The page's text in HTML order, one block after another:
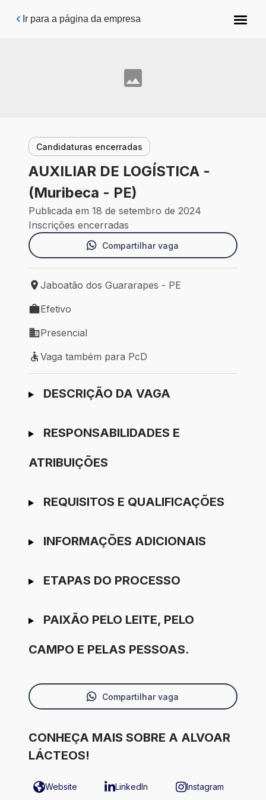
Pular para o conteúdo principal
Ir para a página da empresa
Candidaturas encerradas
AUXILIAR DE LOGÍSTICA -
(Muribeca - PE)
Publicada em 18 de setembro de 2024
Inscrições encerradas
Compartilhar vaga
Local de trabalho: Jaboatão dos Guararapes - PE
Jaboatão dos Guararapes - PE
Tipo de vaga: Efetivo
Efetivo
Modelo de trabalho: Presencial
Presencial
Vaga também para PcD
Vaga também para PcD
Ir para candidatura
DESCRIÇÃO DA VAGA
RESPONSABILIDADES E
ATRIBUIÇÕES
REQUISITOS E QUALIFICAÇÕES
INFORMAÇÕES ADICIONAIS
ETAPAS DO PROCESSO
PAIXÃO PELO LEITE, PELO
CAMPO E PELAS PESSOAS.
Compartilhar vaga
CONHEÇA MAIS SOBRE A ALVOAR
LÁCTEOS!
Website LinkedIn Instagram